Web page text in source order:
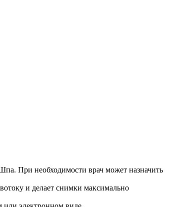
При необходимости врач может назначить
и делает снимки максимально